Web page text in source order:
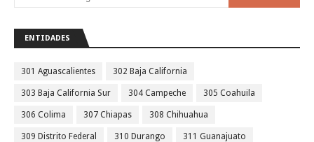
ENTIDADES
301 Aguascalientes 302 Baja California
303 Baja California Sur 304 Campeche 305 Coahuila
306 Colima 307 Chiapas 308 Chihuahua
309 Distrito Federal 310 Durango 311 Guanajuato